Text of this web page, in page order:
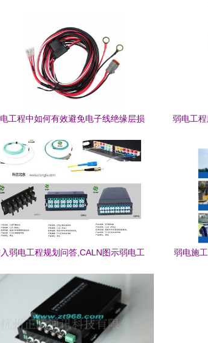
工程中如何有效避免电子线绝缘层损
弱电工
弱电工程规划问答,CALN图示弱电工
弱电施